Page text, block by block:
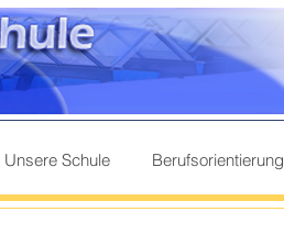
Unsere Schule Berufsorientierung